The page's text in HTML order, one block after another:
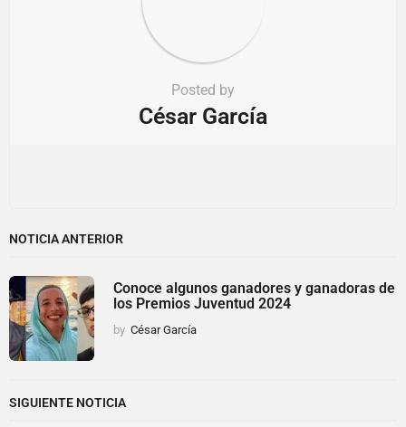
Posted by
César García
NOTICIA ANTERIOR
Conoce algunos ganadores y ganadoras de
los Premios Juventud 2024
by César García
SIGUIENTE NOTICIA